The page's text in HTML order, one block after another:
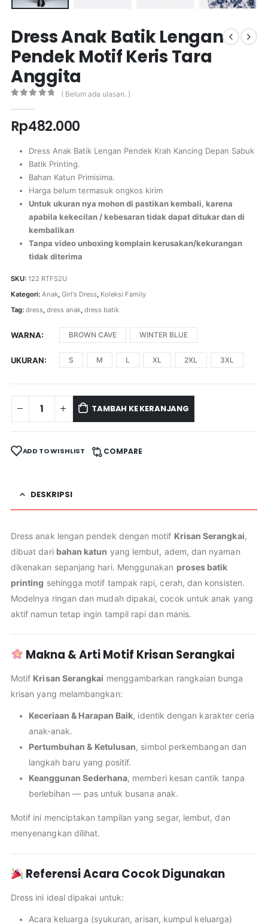
Dress Anak Batik Lengan
Pendek Motif Keris Tara
Anggita
( Belum ada ulasan. )
Rp482.000
Dress Anak Batik Lengan Pendek Krah Kancing Depan Sabuk
Batik Printing.
Bahan Katun Primisima.
Harga belum termasuk ongkos kirim
Untuk ukuran nya mohon di pastikan kembali, karena
apabila kekecilan / kebesaran tidak dapat ditukar dan di
kembalikan
Tanpa video unboxing komplain kerusakan/kekurangan
tidak diterima
SKU: 122 RTFS2U
Kategori: Anak, Girl's Dress, Koleksi Family
Tag: dress, dress anak, dress batik
WARNA BROWN CAVE WINTER BLUE
UKURAN S M L XL 2XL 3XL
TAMBAH KE KERANJANG
ADD TO WISHLIST COMPARE
DESKRIPSI
Dress anak lengan pendek dengan motif Krisan Serangkai,
dibuat dari bahan katun yang lembut, adem, dan nyaman
dikenakan sepanjang hari. Menggunakan proses batik
printing sehingga motif tampak rapi, cerah, dan konsisten.
Modelnya ringan dan mudah dipakai, cocok untuk anak yang
aktif namun tetap ingin tampil rapi dan manis.
Makna & Arti Motif Krisan Serangkai
Motif Krisan Serangkai menggambarkan rangkaian bunga
krisan yang melambangkan:
Keceriaan & Harapan Baik, identik dengan karakter ceria
anak-anak.
Pertumbuhan & Ketulusan, simbol perkembangan dan
langkah baru yang positif.
Keanggunan Sederhana, memberi kesan cantik tanpa
berlebihan — pas untuk busana anak.
Motif ini menciptakan tampilan yang segar, lembut, dan
menyenangkan dilihat.
Referensi Acara Cocok Digunakan
Dress ini ideal dipakai untuk:
Acara keluarga (syukuran, arisan, kumpul keluarga)